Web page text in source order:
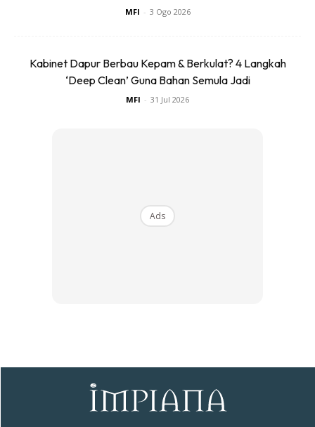
4.Warna Ungu (Colour Protect)
MFI - 3 Ogo 2026
Kabinet Dapur Berbau Kepam & Berkulat? 4 Langkah
‘Deep Clean’ Guna Bahan Semula Jadi
MFI - 31 Jul 2026
Ads